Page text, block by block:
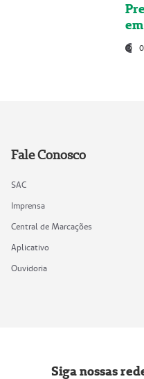
Fale Conosco
SAC
Imprensa
Central de Marcações
Aplicativo
Ouvidoria
Siga nossas